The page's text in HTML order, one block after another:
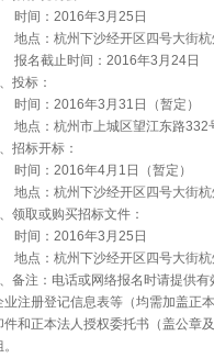
时间：2016年3月25日
地点：杭州下沙经开区四号大街
报名截止时间：2016年3月24日
投标：
时间：2016年3月31日（暂定）
地点：杭州市上城区望江东路
招标开标：
时间：2016年4月1日（暂定）
地点：杭州下沙经开区四号大街
领取或购买招标文件：
时间：2016年3月25日
地点：杭州下沙经开区四号大街
备注：电话或网络报名时请提供
业注册登记信息表等（均需加盖正
件和正本法人授权委托书（盖公章